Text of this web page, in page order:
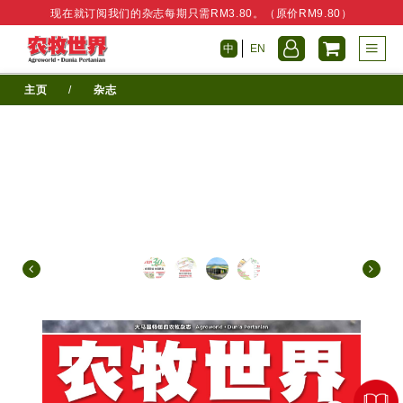
现在就订阅我们的杂志每期只需RM3.80。（原价RM9.80）
中 EN
主页 / 杂志